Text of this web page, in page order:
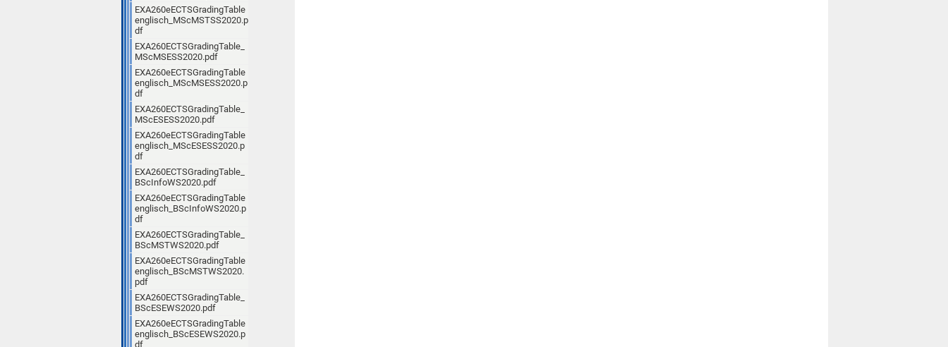
EXA260eECTSGradingTable
englisch_MScMSTSS2020.p
df
EXA260ECTSGradingTable_
MScMSESS2020.pdf
EXA260eECTSGradingTable
englisch_MScMSESS2020.p
df
EXA260ECTSGradingTable_
MScESESS2020.pdf
EXA260eECTSGradingTable
englisch_MScESESS2020.p
df
EXA260ECTSGradingTable_
BScInfoWS2020.pdf
EXA260eECTSGradingTable
englisch_BScInfoWS2020.p
df
EXA260ECTSGradingTable_
BScMSTWS2020.pdf
EXA260eECTSGradingTable
englisch_BScMSTWS2020.
pdf
EXA260ECTSGradingTable_
BScESEWS2020.pdf
EXA260eECTSGradingTable
englisch_BScESEWS2020.p
df